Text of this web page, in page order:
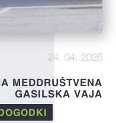
24. 04. 2026
MEDDRUŠTVENA
GASILSKA VAJA